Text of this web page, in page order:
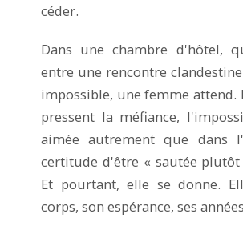
céder.
Dans une chambre d'hôtel,
entre une rencontre
impossible, une femme attend.
pressent la méfiance,
aimée autrement que dans
certitude d'être « sautée plutôt
Et pourtant, elle se donne.
corps, son espérance, ses